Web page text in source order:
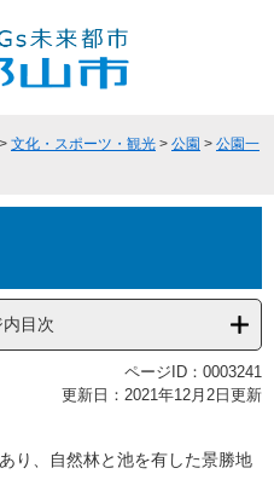
> 文化・スポーツ・観光 > 公園 > 公園一
目次
ページID：0003241
更新日：2021年12月2日更新
り、自然林と池を有した景勝地